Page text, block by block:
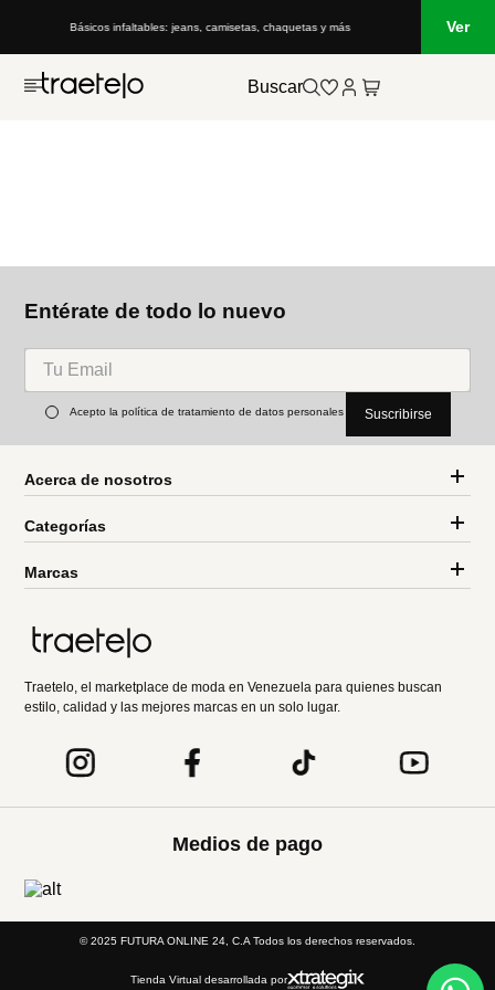
Básicos infaltables: jeans, camisetas, chaquetas y más Ver
Buscar
Entérate de todo lo nuevo
Acepto la política de tratamiento de datos personales Suscribirse
Acerca de nosotros
Categorías
Marcas
Traetelo, el marketplace de moda en Venezuela para quienes buscan
estilo, calidad y las mejores marcas en un solo lugar.
Medios de pago
© 2025 FUTURA ONLINE 24, C.A Todos los derechos reservados.
Tienda Virtual desarrollada por